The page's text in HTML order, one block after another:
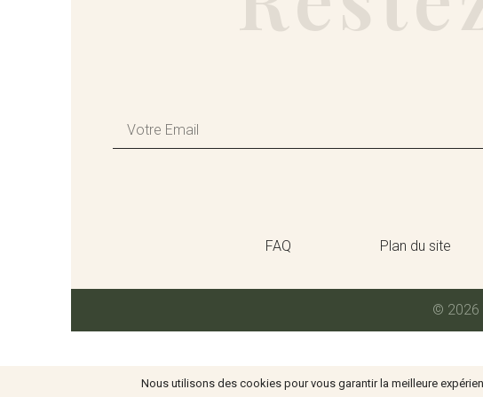
FAQ Plan du site
© 2026
Nous utilisons des cookies pour vous garantir la meilleure